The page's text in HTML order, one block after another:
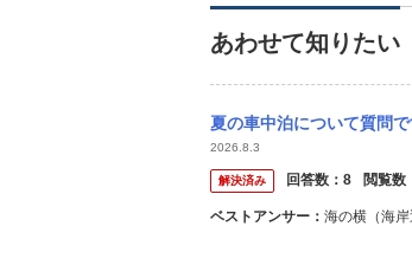
あわせて知りたい
夏の車中泊について質問です。以下装備だと暑くて
2026.8.3
解決済み 回答数： 8 閲覧数
ベストアンサー： 海の横（海